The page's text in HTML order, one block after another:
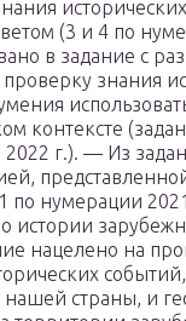
(3 и 4 по
в задание с
знания
контексте
г.). — Из
по нумерации
истории
нацелено на
нашей страны, и